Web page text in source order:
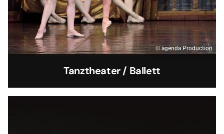
© agenda Production
Tanztheater / Ballett